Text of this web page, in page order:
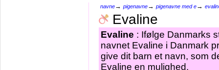
navne→ pigenavne→ pigenavne med e→
Evaline
Evaline : Ifølge Danmarks
navnet Evaline i Danmark
give dit barn et navn, som
Evaline en mulighed.